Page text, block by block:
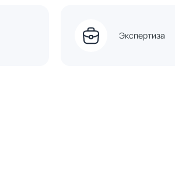
Экспертиза